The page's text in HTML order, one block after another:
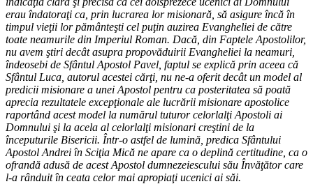
erau îndatoraţi ca, prin lucrarea lor misionară, să asigure încă în
timpul vieţii lor pământeşti cel puţin auzirea Evangheliei de către
toate neamurile din Imperiul Roman. Dacă, din Faptele Apostolilor,
nu avem ştiri decât asupra propovăduirii Evangheliei la neamuri,
îndeosebi de Sfântul Apostol Pavel, faptul se explică prin aceea că
Sfântul Luca, autorul acestei cărţi, nu ne-a oferit decât un model al
predicii misionare a unei Apostol pentru ca posteritatea să poată
aprecia rezultatele excepţionale ale lucrării misionare apostolice
raportând acest model la numărul tuturor celorlalţi Apostoli ai
Domnului şi la acela al celorlalţi misionari creştini de la
începuturile Bisericii. Într-o astfel de lumină, predica Sfântului
Apostol Andrei în Sciţia Mică ne apare ca o deplină certitudine, ca o
ofrandă adusă de acest Apostol dumnezeiescului său Învăţător care
l-a rânduit în ceata celor mai apropiaţi ucenici ai săi.